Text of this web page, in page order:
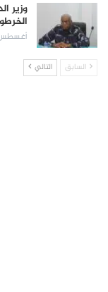
وزير
أغسطس 8,
السابق التالي